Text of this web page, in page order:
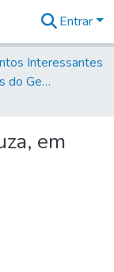
Entrar
Interessantes
Volume 76 - Ofícios do General Martim Lopes Lobo de Saldanha (Governador da Capitania): 1776- 1777
em